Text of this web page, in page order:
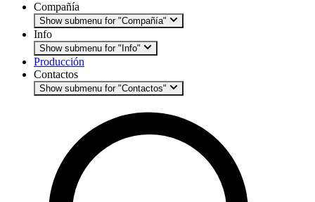
Compañía
Show submenu for "Compañía"
Info
Show submenu for "Info"
Producción
Contactos
Show submenu for "Contactos"